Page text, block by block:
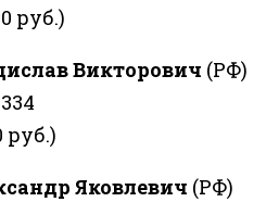
руб.)
Викторович (РФ)
руб.)
Яковлевич (РФ)